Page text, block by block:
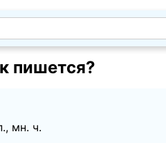
пишется?
мн. ч.